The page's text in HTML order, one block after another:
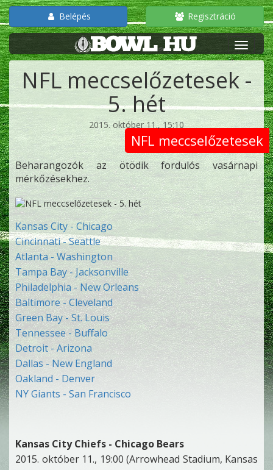
Belépés Regisztráció
NFL meccselőzetesek -
5. hét
2015. október 11., 15:10
NFL meccselőzetesek
Beharangozók az ötödik fordulós vasárnapi
mérkőzésekhez.
Kansas City - Chicago
Cincinnati - Seattle
Atlanta - Washington
Tampa Bay - Jacksonville
Philadelphia - New Orleans
Baltimore - Cleveland
Green Bay - St. Louis
Tennessee - Buffalo
Detroit - Arizona
Dallas - New England
Oakland - Denver
NY Giants - San Francisco
Kansas City Chiefs - Chicago Bears
2015. október 11., 19:00 (Arrowhead Stadium, Kansas